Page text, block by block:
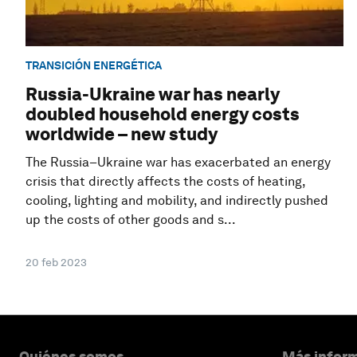
TRANSICIÓN ENERGÉTICA
Russia-Ukraine war has nearly
doubled household energy costs
worldwide – new study
The Russia–Ukraine war has exacerbated an energy
crisis that directly affects the costs of heating,
cooling, lighting and mobility, and indirectly pushed
up the costs of other goods and s...
20 feb 2023